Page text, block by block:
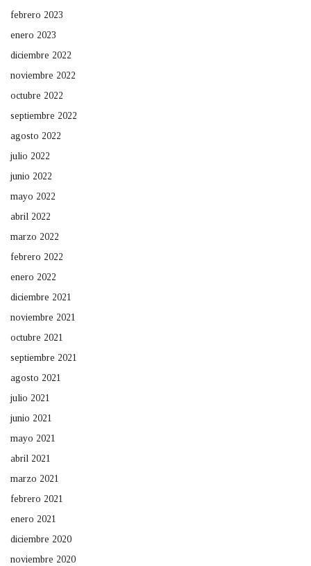
febrero 2023
enero 2023
diciembre 2022
noviembre 2022
octubre 2022
septiembre 2022
agosto 2022
julio 2022
junio 2022
mayo 2022
abril 2022
marzo 2022
febrero 2022
enero 2022
diciembre 2021
noviembre 2021
octubre 2021
septiembre 2021
agosto 2021
julio 2021
junio 2021
mayo 2021
abril 2021
marzo 2021
febrero 2021
enero 2021
diciembre 2020
noviembre 2020